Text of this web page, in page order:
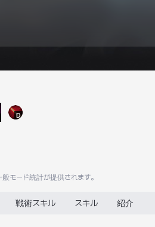
D
モード統計が提供されます。
戦術スキル スキル 紹介